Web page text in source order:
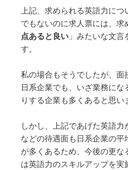
上記、求められる英語力に
でもないのに求人票には、求
点あると良い 」みたいな文
す。
私の場合もそうでしたが、
日系企業でも、いざ業務に
りする企業も多くあると思い
しかし、上記であげた英語
などの待遇面も日系企業の
が多くあるため、今後の更
は英語力のスキルアップを